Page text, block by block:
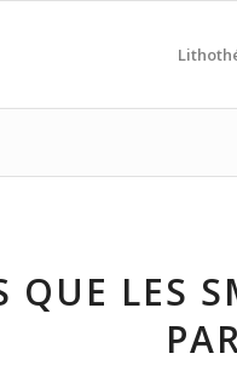
QUE LES